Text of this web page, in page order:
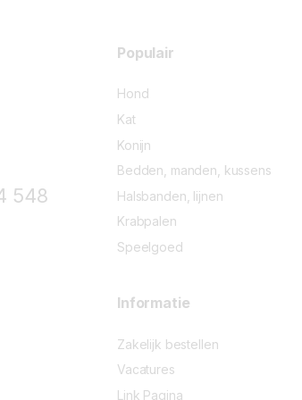
548
Populair
Hond
Kat
Konijn
Bedden, manden, kussens
Halsbanden, lijnen
Krabpalen
Speelgoed
Informatie
Zakelijk bestellen
Vacatures
Link Pagina